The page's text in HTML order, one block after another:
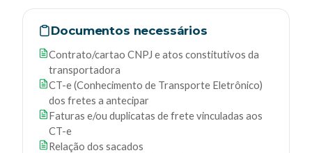
Documentos necessários
Contrato/cartao CNPJ e atos constitutivos da
transportadora
CT-e (Conhecimento de Transporte Eletrônico)
dos fretes a antecipar
Faturas e/ou duplicatas de frete vinculadas aos
CT-e
Relação dos sacados